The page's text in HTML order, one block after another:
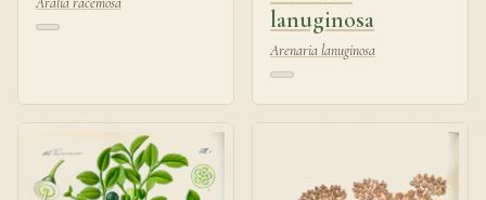
lanuginosa
Arenaria lanuginosa